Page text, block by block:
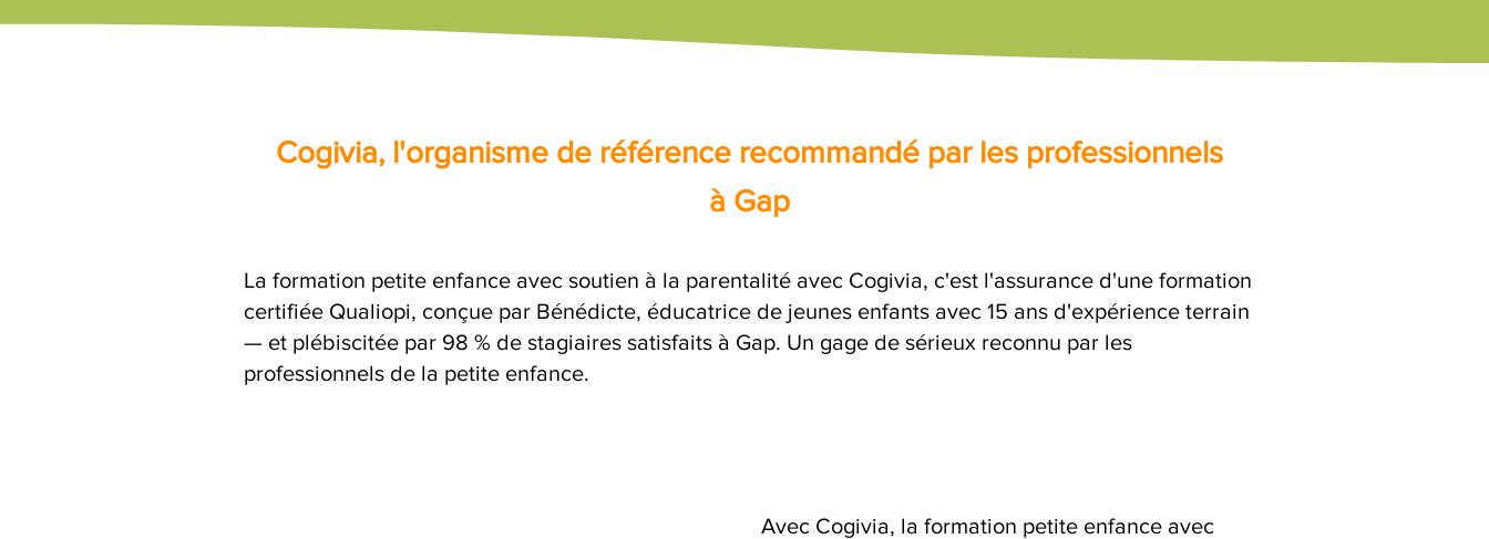
Cogivia, l'organisme de référence recommandé par les professionnels
à Gap
La formation petite enfance avec soutien à la parentalité avec Cogivia, c'est l'assurance d'une formation
certifiée Qualiopi, conçue par Bénédicte, éducatrice de jeunes enfants avec 15 ans d'expérience terrain
— et plébiscitée par 98 % de stagiaires satisfaits à Gap. Un gage de sérieux reconnu par les
professionnels de la petite enfance.
Avec Cogivia, la formation petite enfance avec